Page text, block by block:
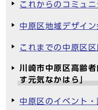
これからのコミュニ
中原区地域デザイン
これまでの中原区
川崎市中原区高齢
す元気なかはら」
中原区のイベント